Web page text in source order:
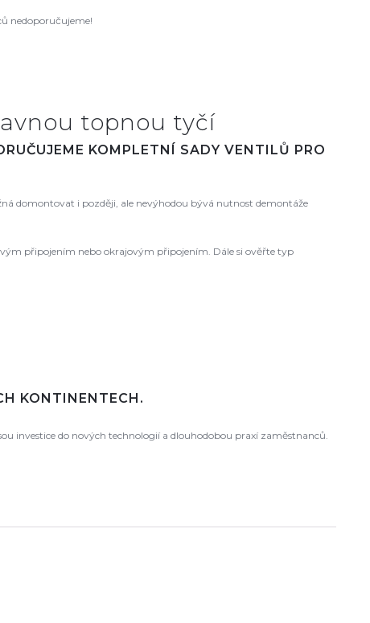
nedoporučujeme!
topnou tyčí
KOMPLETNÍ SADY VENTILŮ PRO
domontovat i později, ale nevýhodou bývá nutnost demontáže
připojením nebo okrajovým připojením. Dále si ověřte typ
KONTINENTECH.
investice do nových technologií a dlouhodobou praxí zaměstnanců.